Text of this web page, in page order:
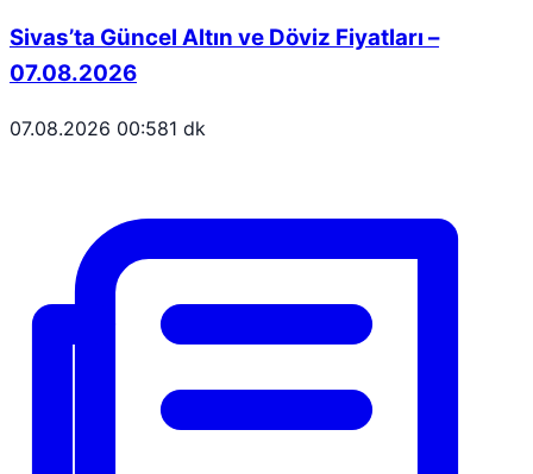
Sivas’ta Güncel Altın ve Döviz Fiyatları –
07.08.2026
07.08.2026 00:581 dk